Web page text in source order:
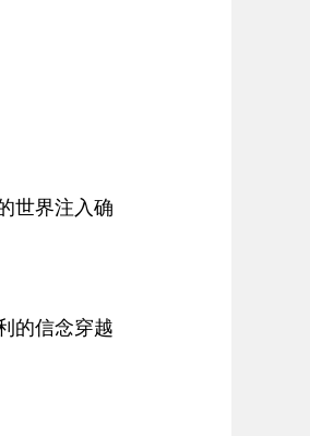
世界注入确
的信念穿越